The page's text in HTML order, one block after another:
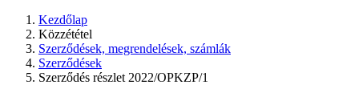
Kezdőlap
Közzététel
Szerződések, megrendelések, számlák
Szerződések
Szerződés részlet 2022/OPKZP/1